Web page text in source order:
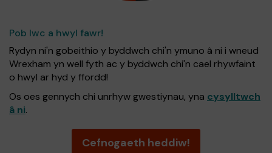
Pob lwc a hwyl fawr!
Rydyn ni'n gobeithio y byddwch chi'n ymuno â ni i wneud
Wrexham yn well fyth ac y byddwch chi'n cael rhywfaint
o hwyl ar hyd y ffordd!
Os oes gennych chi unrhyw gwestiynau, yna cysylltwch
â ni.
Cefnogaeth heddiw!